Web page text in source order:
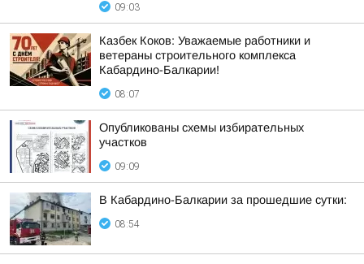
09:03
Казбек Коков: Уважаемые работники и
ветераны строительного комплекса
Кабардино-Балкарии!
08:07
Опубликованы схемы избирательных
участков
09:09
В Кабардино-Балкарии за прошедшие сутки:
08:54